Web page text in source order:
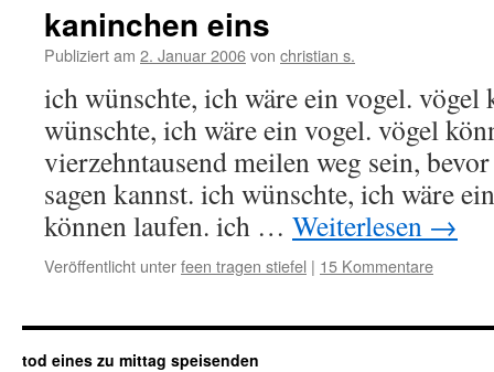
kaninchen eins
Publiziert am 2. Januar 2006von christian s.
ich wünschte, ich wäre ein vogel. vögel
wünschte, ich wäre ein vogel. vögel
vierzehntausend meilen weg sein,
sagen kannst. ich wünschte, ich wäre
können laufen. ich … Weiterlesen →
Veröffentlicht unterfeen tragen stiefel | 15 Kommentare
tod eines zu mittag speisenden